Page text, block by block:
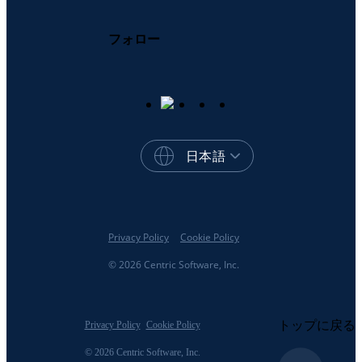
フォロー
日本語
© 2026 Centric Software, Inc.
Privacy Policy Cookie Policy
© 2026 Centric Software, Inc.
Privacy Policy Cookie Policy トップに戻る